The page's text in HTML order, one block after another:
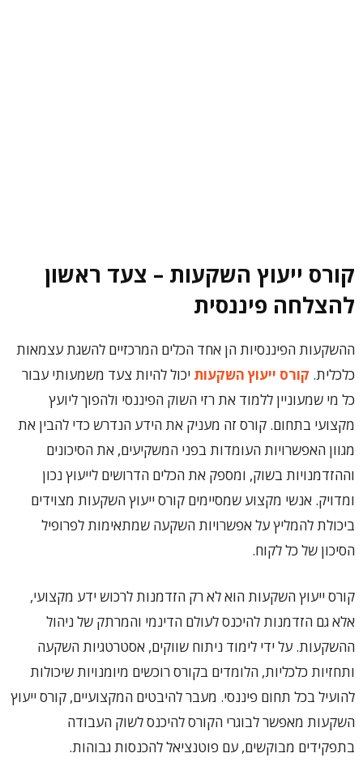
קורס ייעוץ השקעות – צעד ראשון
להצלחה פיננסית
ההשקעות הפיננסיות הן אחד הכלים המרכזיים להשגת עצמאות
כלכלית. קורס ייעוץ השקעות יכול להיות צעד משמעותי עבור
כל מי שמעוניין ללמוד את רזי השוק הפיננסי ולהפוך ליועץ
מקצועי בתחום. קורס זה מעניק את הידע הנדרש כדי להבין את
מגוון האפשרויות העומדות בפני המשקיעים, את הסיכונים
וההזדמנויות בשוק, ומספק את הכלים הדרושים לייעוץ נכון
ומדויק. אנשי מקצוע שמסיימים קורס ייעוץ השקעות מצוידים
ביכולת להמליץ על אפשרויות השקעה שמתאימות לפרופיל
הסיכון של כל לקוח.
קורס ייעוץ השקעות הוא לא רק הזדמנות לרכוש ידע מקצועי,
אלא גם הזדמנות להיכנס לעולם הדינמי והמרתק של ניהול
ההשקעות. על ידי לימוד ניתוח שווקים, אסטרטגיות השקעה
ותחזיות כלכליות, הלומדים בקורס רוכשים מיומנויות שיכולות
להועיל בכל תחום פיננסי. מעבר להיבטים המקצועיים, קורס ייעוץ
השקעות מאפשר לבוגרי הקורס להיכנס לשוק העבודה
בתפקידים מבוקשים, עם פוטנציאל להכנסות גבוהות.